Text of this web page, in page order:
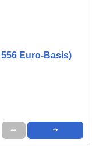
Euro-Basis)
➦ ➜